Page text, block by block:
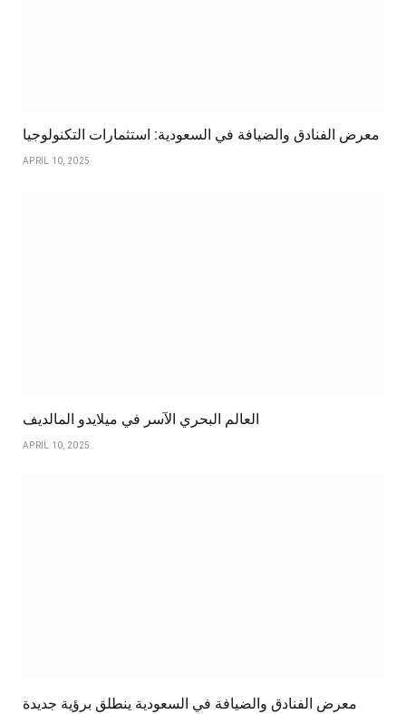
معرض الفنادق والضيافة في السعودية: استثمارات التكنولوجيا
APRIL 10, 2025
العالم البحري الآسر في ميلايدو المالديف
APRIL 10, 2025
معرض الفنادق والضيافة في السعودية ينطلق برؤية جديدة